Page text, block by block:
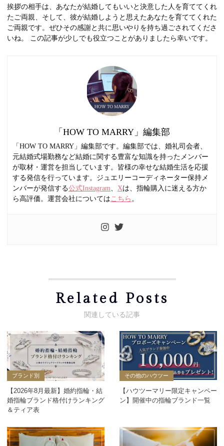
挨拶の相手は、あなたが結婚してもいいと決意した人を育ててくれ
たご両親、そして、彼が結婚しようと思えたあなたを育ててくれた
ご両親です。ぜひその感謝と共に思いやりを持ち過ごされてくださ
いね。 この記事が少しでも役立つことがありましたら幸いです。
「HOW TO MARRY」編集部
「HOW TO MARRY」編集部です。編集部では、婚礼司会者、
元結婚式場勤務など結婚に関する豊富な知識を持ったメンバー
が取材・運営を担当しています。皆様の幸せな結婚生活を応援
する発信を行っています。ジュエリーコーディネーター保持メ
ンバーが発信する公式Instagram、 Xは、指輪購入に迷える方か
ら高評価。運営会社については こちら 。
Related Posts
ブランド別
【2026年8月最新】婚約指輪・結
婚指輪ブランド格付けランキング
＆ティア表
その他のハウツー
【ハウツーマリー限定キャンペー
ン】開催中の指輪ブランド一覧